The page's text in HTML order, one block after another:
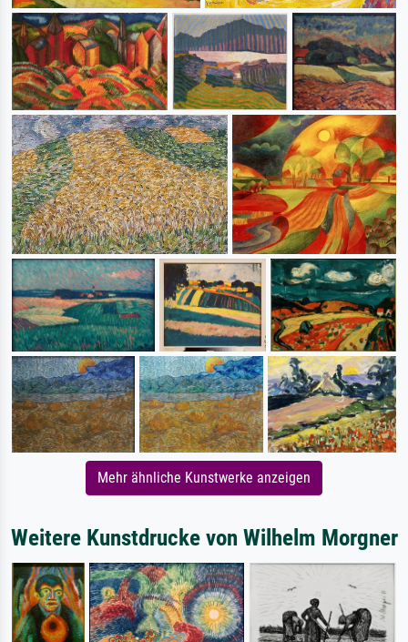
Mehr ähnliche Kunstwerke anzeigen
Weitere Kunstdrucke von Wilhelm Morgner